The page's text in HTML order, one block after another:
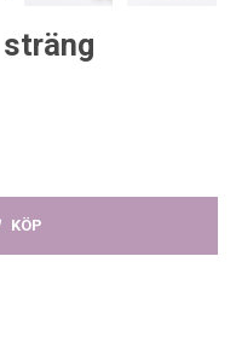
KÖP